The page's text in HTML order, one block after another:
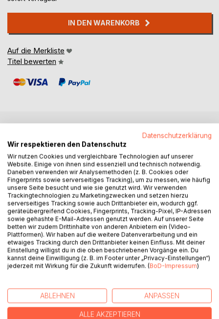
IN DEN WARENKORB
Auf die Merkliste
Titel bewerten
Ein runder Geburtstag bildet den Anlass, Einblicke in ein
Schulhaus zu nehmen, das seit einem halben Jahrhundert
Begabtenförderung in den MINT-Fächern lebt. Nach dem
dritten Umzug in den Norden der Universitätsstadt Jena
existieren eine Reihe mathematischer Ideen in Objekten
und Architektur, die der Schule ein unverwechselbares
Gesicht geben. Lassen Sie sich bei einem entspannten
Rundgang in unserer schnelllebigen Zeit von vielen
Gedankengängen rund um Logik, mathematische
Schönheit aber auch Wortspielen einfangen.
Datenschutzerklärung
Wir respektieren den Datenschutz
Wir nutzen Cookies und vergleichbare Technologien auf unserer
Website. Einige von ihnen sind essenziell und technisch notwendig.
Daneben verwenden wir Analysemethoden (z. B. Cookies oder
Fingerprints sowie serverseitiges Tracking), um zu messen, wie häufig
unsere Seite besucht und wie sie genutzt wird. Wir verwenden
Trackingtechnologien zu Marketingzwecken und setzen hierzu
serverseitiges Tracking sowie auch Drittanbieter ein, wodurch ggf.
geräteübergreifend Cookies, Fingerprints, Tracking-Pixel, IP-Adressen
sowie gehashte E-Mail-Adressen genutzt werden. Auf unserer Seite
betten wir zudem Drittinhalte von anderen Anbietern ein (Video-
Plattformen). Wir haben auf die weitere Datenverarbeitung und ein
etwaiges Tracking durch den Drittanbieter keinen Einfluss. Mit deiner
Einstellung willigst du in die oben beschriebenen Vorgänge ein. Du
kannst deine Einwilligung (z. B. im Footer unter „Privacy-Einstellungen“)
jederzeit mit Wirkung für die Zukunft widerrufen. (BoD-Impressum)
ABLEHNEN ANPASSEN
ALLE AKZEPTIEREN